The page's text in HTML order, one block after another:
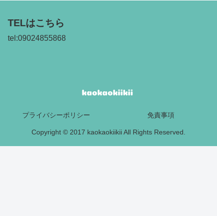
TELはこちら
tel:09024855868
プライバシーポリシー 免責事項
Copyright © 2017 kaokaokiikii All Rights Reserved.